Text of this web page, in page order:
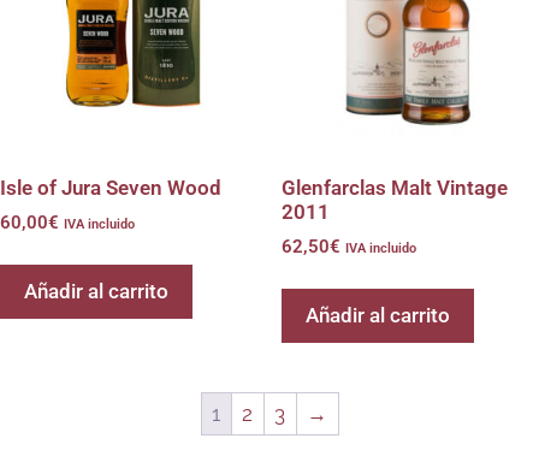
Isle of Jura Seven Wood
60,00€ IVA incluido
Añadir al carrito
Glenfarclas Malt Vintage
2011
62,50€ IVA incluido
Añadir al carrito
1 2 3 →